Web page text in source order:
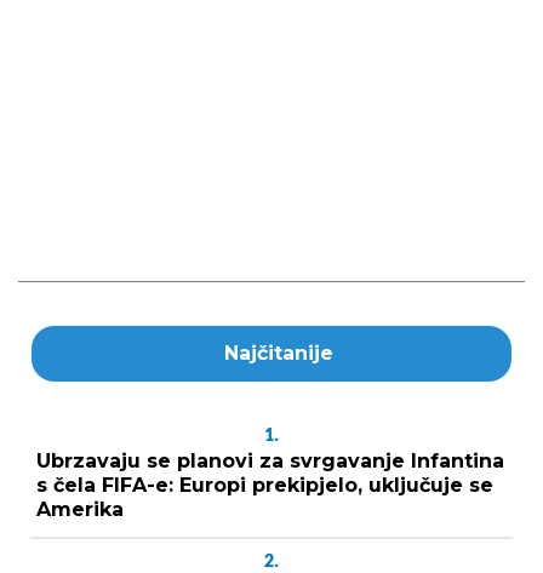
Najčitanije
1.
Ubrzavaju se planovi za svrgavanje Infantina
s čela FIFA-e: Europi prekipjelo, uključuje se
Amerika
2.